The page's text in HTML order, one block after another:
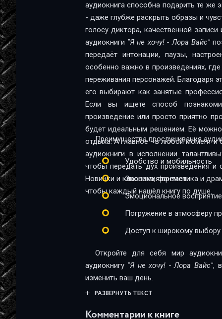
Я не хочу! - 12 -
Я не хочу! - 13 -
Я не хочу! - 14 -
Я не хочу! - 15 -
Я не хочу! - 16 -
Я не хочу! - 17 -
Я не хочу! - 19 -
Я не хочу! - 20 -
Я не хочу! - 21 -
Я не хочу! - 22 -
Я не хочу! - 25 -
Я не хочу! - 26 -
Я не хочу! - 28 -
аудиокнига способна подарить те же
- даже глубже раскрыть образы и
голосу диктора, качественной
аудиокниги "Я не хочу! - Лора Вайс"
передаёт интонации, паузы,
особенно важно в произведениях,
переживания персонажей. Благодаря
его выбирают как занятые
Если вы ищете способ
произведение или просто приятно
будет идеальным решением. Её
отдыха. А главное - в любой момент и
аудиокниги в исполнении
чтобы передать дух произведения и
Новинки и классика, фантастика и
чтобы каждый нашёл книгу по душе.
Преимущества прослушивания
Удобство и мобильность
Экономия времени
Эмоциональное восприятие
Погружение в атмосферу
Доступ к широкому выбору
Откройте для себя мир
аудиокнигу "Я не хочу! - Лора Вайс",
изменить ваш день.
РАЗВЕРНУТЬ ТЕКСТ
Комментарии к книге